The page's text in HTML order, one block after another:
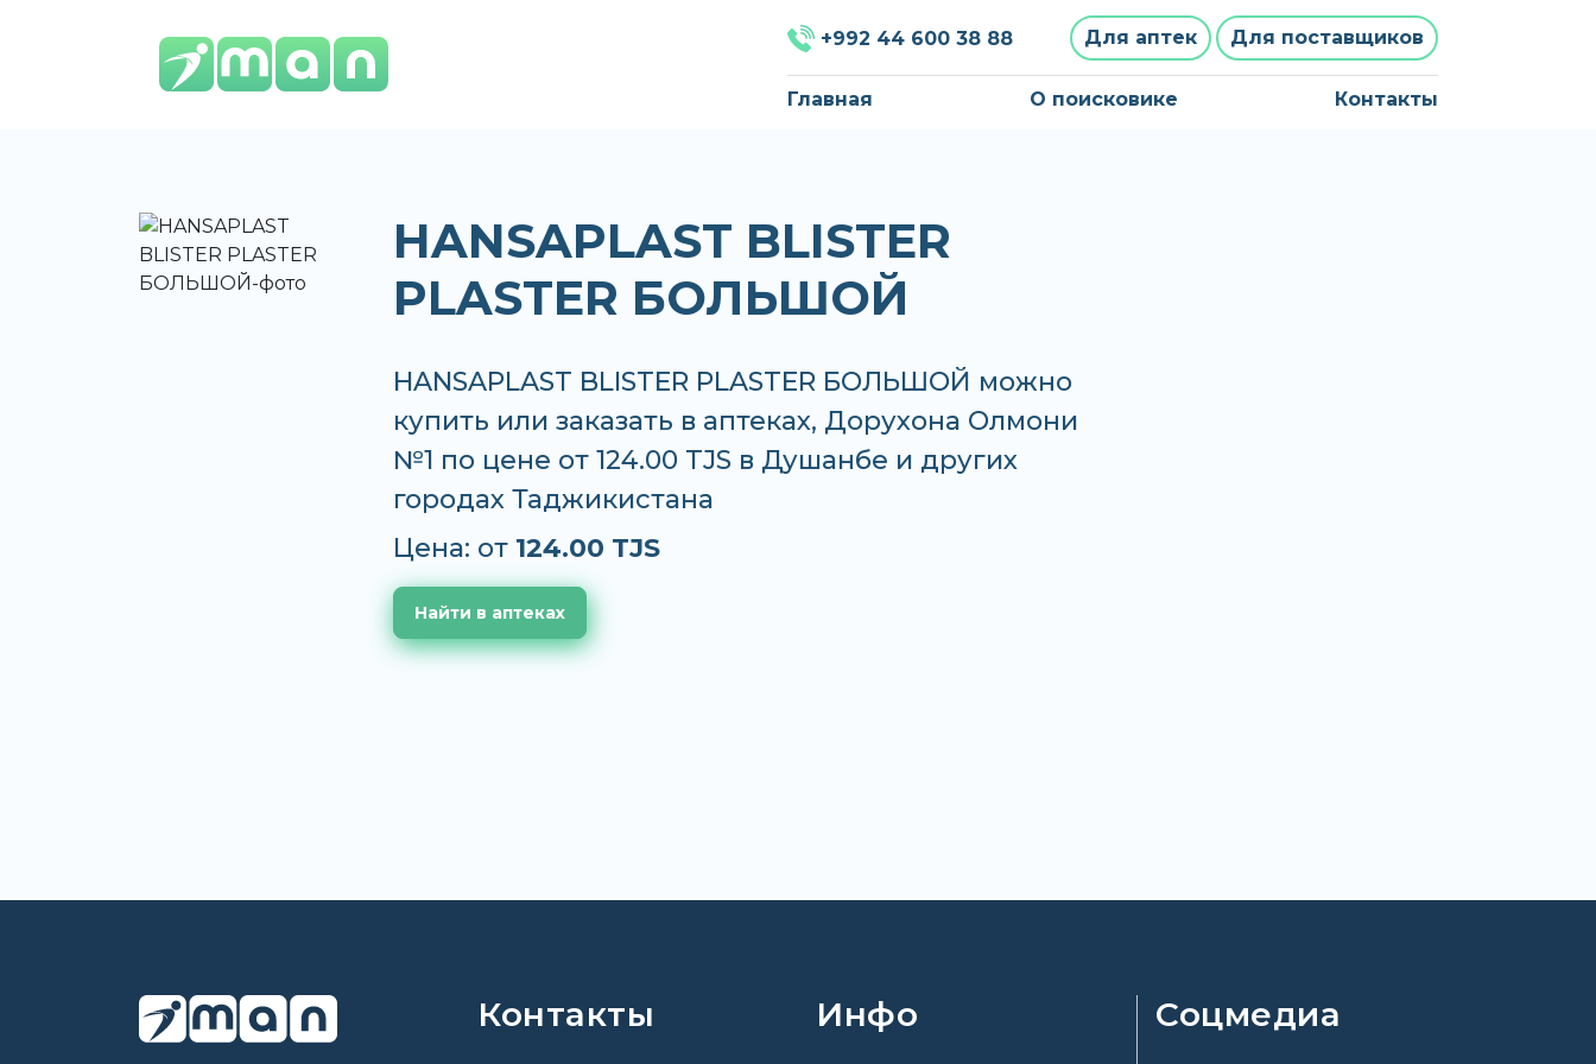
+992 44 600 38 88 Для аптек Для поставщиков
Главная О поисковике Контакты
HANSAPLAST BLISTER
PLASTER БОЛЬШОЙ
HANSAPLAST BLISTER PLASTER БОЛЬШОЙ можно
купить или заказать в аптеках, Дорухона Олмони
№1 по цене от 124.00 TJS в Душанбе и других
городах Таджикистана
Цена: от 124.00 TJS
Найти в аптеках
Контакты Инфо Соцмедиа